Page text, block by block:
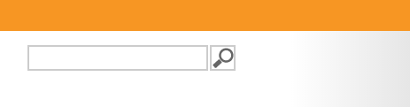
FORMULAIRE DE